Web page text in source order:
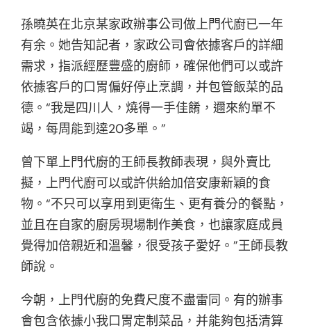
孫曉英在北京某家政辦事公司做上門代廚已一年
有余。她告知記者，家政公司會依據客戶的詳細
需求，指派經歷豐盛的廚師，確保他們可以或許
依據客戶的口胃偏好停止烹調，并包管飯菜的品
德。“我是四川人，燒得一手佳餚，邇來約單不
竭，每周能到達20多單。”
曾下單上門代廚的王師長教師表現，與外賣比
擬，上門代廚可以或許供給加倍安康新穎的食
物。“不只可以享用到更衛生、更有養分的餐點，
並且在自家的廚房現場制作美食，也讓家庭成員
覺得加倍親近和溫馨，很受孩子愛好。”王師長教
師說。
今朝，上門代廚的免費尺度不盡雷同。有的辦事
會包含依據小我口胃定制菜品，‌并能夠包括清算